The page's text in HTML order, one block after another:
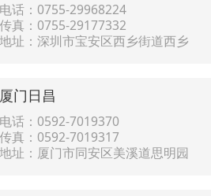
电话：0755-29968224
传真：0755-29177332
地址：深圳市宝安区西乡街道西乡
东莞仓库地址：东莞市大岭山镇矮
岭冚村井仔头路18号一楼102号
厦门日昌
电话：0592-7019370
传真：0592-7019317
地址：厦门市同安区美溪道思明园